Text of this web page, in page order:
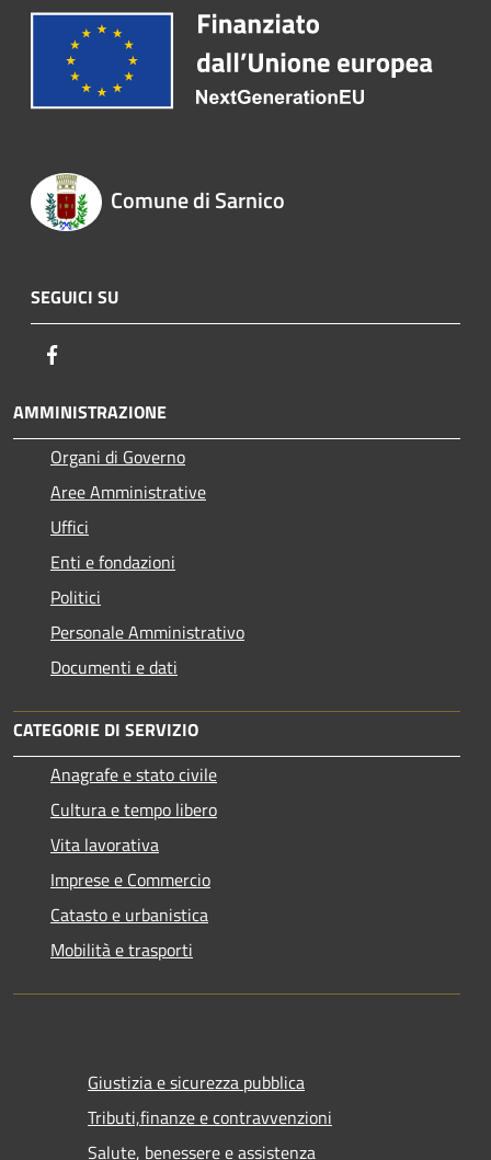
Comune di Sarnico
SEGUICI SU
AMMINISTRAZIONE
Organi di Governo
Aree Amministrative
Uffici
Enti e fondazioni
Politici
Personale Amministrativo
Documenti e dati
CATEGORIE DI SERVIZIO
Anagrafe e stato civile
Cultura e tempo libero
Vita lavorativa
Imprese e Commercio
Catasto e urbanistica
Mobilità e trasporti
Giustizia e sicurezza pubblica
Tributi,finanze e contravvenzioni
Salute, benessere e assistenza